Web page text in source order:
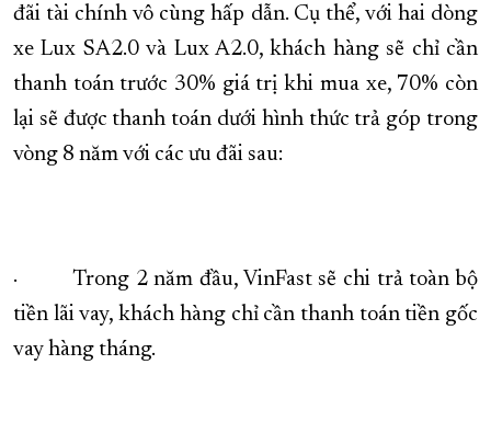
đãi tài chính vô cùng hấp dẫn. Cụ thể, với hai dòng
xe Lux SA2.0 và Lux A2.0, khách hàng sẽ chỉ cần
thanh toán trước 30% giá trị khi mua xe, 70% còn
lại sẽ được thanh toán dưới hình thức trả góp trong
vòng 8 năm với các ưu đãi sau:
· Trong 2 năm đầu, VinFast sẽ chi trả toàn bộ
tiền lãi vay, khách hàng chỉ cần thanh toán tiền gốc
vay hàng tháng.